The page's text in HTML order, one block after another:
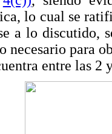
lo cual se
a lo discutido,
necesario para
entre las 2